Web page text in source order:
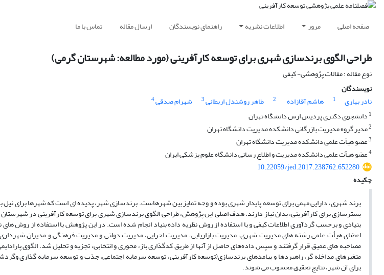
صفحه اصلی مرور اطلاعات نشریه راهنمای نویسندگان ارسال مقاله تماس با ما
طراحی الگوی برندسازی شهری برای توسعه کارآفرینی (مورد مطالعه: شهرستان گرمی)
نوع مقاله : مقالات پژوهشی- کیفی
نویسندگان
نادر بهاری
1 هاشم آقازاده 2 طاهر روشندل اربطانی3 شهرام صدقی4
1 دانشجوی دکتری پردیس ارس دانشگاه تهران
2مدیر گروه مدیریت بازرگانی دانشکده مدیریت دانشگاه تهران
3عضو هیأت علمی دانشکده مدیریت دانشگاه تهران
4عضو هیآت علمی دانشکده مدیریت و اطلاع رسانی دانشگاه علوم پزشکی ایران
10.22059/jed.2017.238762.652280
چکیده
برند شهری، دارایی مهمی برای توسعه پایدار شهری بوده و وجه تمایز بین شهرهاست. برندسازی شهر، پدیده ای است که شهرها برای نیل
بسترسازی برای کارآفرینی، بدان نیاز دارند. هدف اصلی این پژوهش، طراحی الگوی برندسازی شهری برای توسعه کارآفرینی در
اعضای هیأت علمی رشته های مدیریت شهری، مدیریت بازاریابی، مدیریت اجرایی، مدیریت دولتی و مدیریت فرهنگی و مدیران
مصاحبه های عمیق قرار گرفتند و سپس داده‌های حاصل از آنها از طریق کدگذاری باز، محوری و انتخابی، تجزیه و تحلیل شد. الگوی
متغیرهای مداخله گر، راهبردها و پیامدهای برندسازی(توسعه کارآفرینی، توسعه سرمایه اجتماعی، جذب و توسعه سرمایه گذاری
برای آن شهر، نتایج تحقیق محسوب می شوند.